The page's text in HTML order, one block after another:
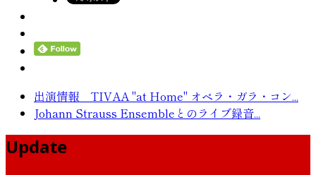
出演情報 TIVAA "at Home" オペラ・ガラ・コン...
Johann Strauss Ensembleとのライブ録音...
Update